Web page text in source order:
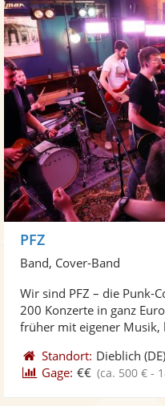
PFZ
Band, Cover-Band
Wir sind PFZ – die Punk-
200 Konzerte in ganz
früher mit eigener Musik,
Standort: Dieblich (DE)
Gage: €€ (ca. 500 € -